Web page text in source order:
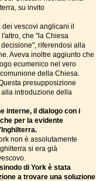
su invito
vescovi anglicani il
che "la Chiesa
riferendosi alla
Aveva inoltre aggiunto che
ecumenico nel vero
della Chiesa.
presupposizione
introduzione della
interne, il dialogo con i
per la evidente
non è assolutamente
si era già
di York è stata
a trovare una soluzione